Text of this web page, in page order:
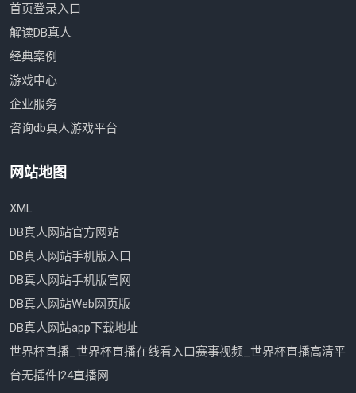
首页登录入口
解读DB真人
经典案例
游戏中心
企业服务
咨询db真人游戏平台
网站地图
XML
DB真人网站官方网站
DB真人网站手机版入口
DB真人网站手机版官网
DB真人网站Web网页版
DB真人网站app下载地址
世界杯直播_世界杯直播在线看入口赛事视频_世界杯直播高清平
台无插件|24直播网